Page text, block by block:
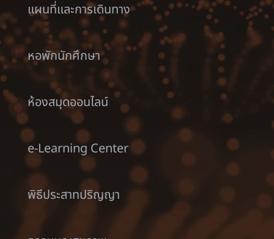
แผนที่และการเดินทาง
หอพักนักศึกษา
ห้องสมุดออนไลน์
e-Learning Center
พิธีประสาทปริญญา